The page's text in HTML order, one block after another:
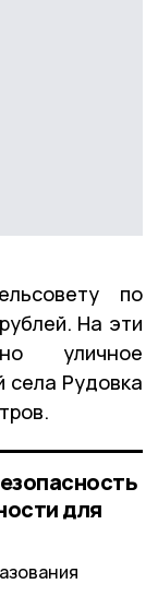
по
На эти
уличное
села Рудовка
для